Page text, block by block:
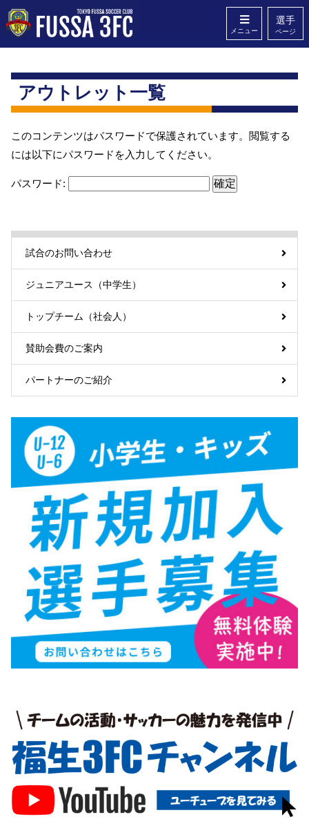
メニュー
スタッフ Q&A
無料体験 お問い合わせ
選手
ページ
アウトレット一覧
このコンテンツはパスワードで保護されています。閲覧する
には以下にパスワードを入力してください。
パスワード:
試合のお問い合わせ
ジュニアユース（中学生）
トップチーム（社会人）
賛助会費のご案内
パートナーのご紹介